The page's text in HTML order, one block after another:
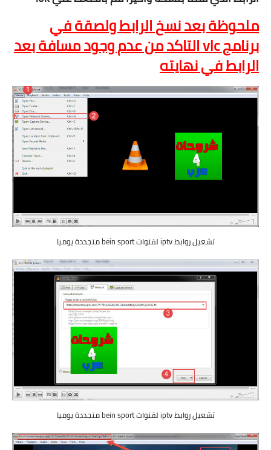
ملحوظة بعد نسخ الرابط ولصقة في
برنامج vlc التاكد من عدم وجود مسافة بعد
الرابط في نهايته
تشعيل روابط iptv لقنوات bein sport متجددة يوميا
تشعيل روابط iptv لقنوات bein sport متجددة يوميا